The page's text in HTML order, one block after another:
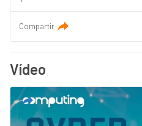
Compartir
Vídeo